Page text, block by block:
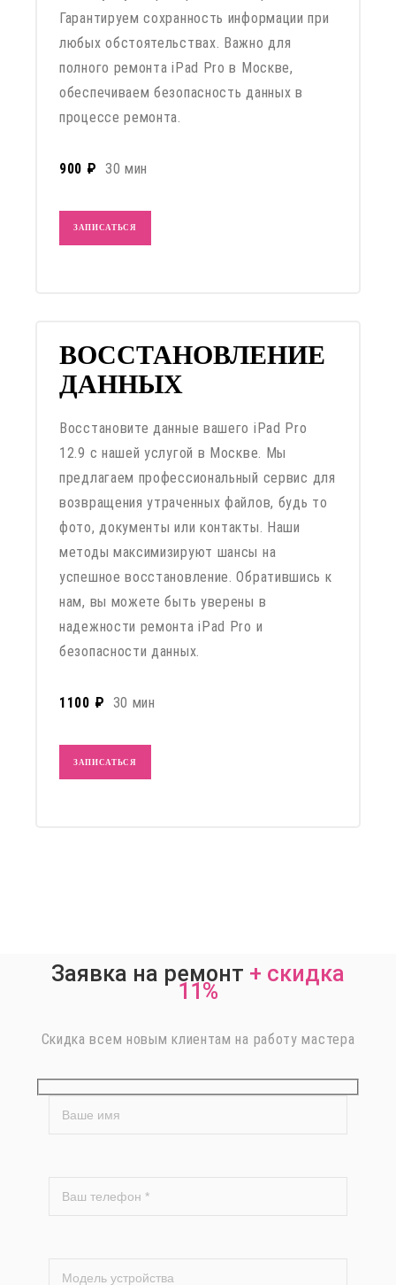
Гарантируем сохранность информации при
любых обстоятельствах. Важно для
полного ремонта iPad Pro в Москве,
обеспечиваем безопасность данных в
процессе ремонта.
900 ₽ 30 мин
ЗАПИСАТЬСЯ
ВОССТАНОВЛЕНИЕ
ДАННЫХ
Восстановите данные вашего iPad Pro
12.9 с нашей услугой в Москве. Мы
предлагаем профессиональный сервис для
возвращения утраченных файлов, будь то
фото, документы или контакты. Наши
методы максимизируют шансы на
успешное восстановление. Обратившись к
нам, вы можете быть уверены в
надежности ремонта iPad Pro и
безопасности данных.
1100 ₽ 30 мин
ЗАПИСАТЬСЯ
Заявка на ремонт + скидка
11%
Скидка всем новым клиентам на работу мастера